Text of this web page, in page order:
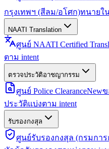
กรุงเทพฯ (สีลม/อโศก)ทนายใ
NAATI Translation
ศูนย์ NAATI Certified
ตาม intent
ตรวจประวัติอาชญากรรม
ศูนย์ Police ClearanceNewข
ประวัติแบ่งตาม intent
รับรองกงสุล
ศูนย์รับรองกงสุล (กรมกา